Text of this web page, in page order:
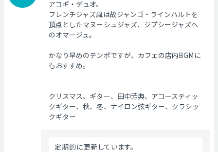
アコギ・デュオ。
フレンチジャズ風は故ジャンゴ・ラインハルトを
頂点としたマヌーシュジャズ、ジプシージャズへ
のオマージュ。
かなり早めのテンポですが、カフェの店内BGMに
もおすすめ。
クリスマス、ギター、田中芳典、アコースティッ
クギター、秋、冬、ナイロン弦ギター、クラシッ
クギター
定期的に更新しています。